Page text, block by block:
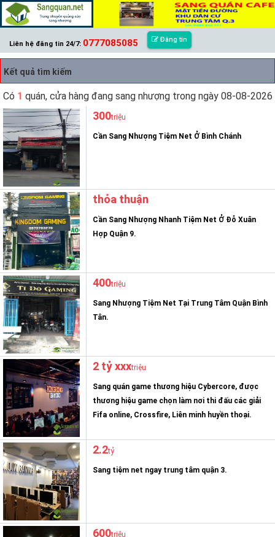
Liên hệ đăng tin 24/7: 0777085085 Đăng tin
Kết quả tìm kiếm
Có 1 quán, cửa hàng đang sang nhượng trong ngày 08-08-2026
300triệu
Cần Sang Nhượng Tiệm Net Ở Bình Chánh
thỏa thuận
Cần Sang Nhượng Nhanh Tiệm Net Ở Đỗ Xuân
Hợp Quận 9.
400triệu
Sang Nhượng Tiệm Net Tại Trung Tâm Quận Bình
Tân.
2 tỷ xxxtriệu
Sang quán game thương hiệu Cybercore, được
thương hiệu game chọn làm nơi thi đấu các giải
Fifa online, Crossfire, Liên minh huyền thoại.
2.2tỷ
Sang tiệm net ngay trung tâm quận 3.
600triệu